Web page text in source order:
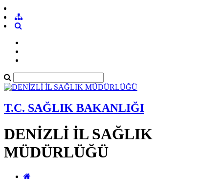
T.C. SAĞLIK BAKANLIĞI
DENİZLİ İL SAĞLIK
MÜDÜRLÜĞÜ